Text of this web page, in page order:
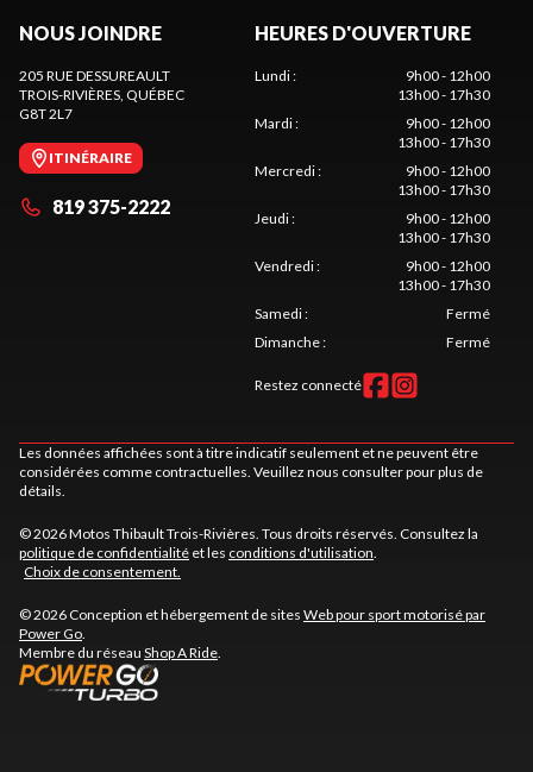
NOUS JOINDRE
205 RUE DESSUREAULT
TROIS-RIVIÈRES, QUÉBEC
G8T 2L7
ITINÉRAIRE
819 375-2222
HEURES D'OUVERTURE
Lundi:
9h00 - 12h00
13h00 - 17h30
Mardi:
9h00 - 12h00
13h00 - 17h30
Mercredi:
9h00 - 12h00
13h00 - 17h30
Jeudi:
9h00 - 12h00
13h00 - 17h30
Vendredi:
9h00 - 12h00
13h00 - 17h30
Samedi:
Fermé
Dimanche: Fermé
Restez connecté
Les données affichées sont à titre indicatif seulement et ne peuvent être
considérées comme contractuelles. Veuillez nous consulter pour plus de
détails.
© 2026 Motos Thibault Trois-Rivières. Tous droits réservés. Consultez la
politique de confidentialité et les conditions d'utilisation.
Choix de consentement.
© 2026 Conception et hébergement de sites Web pour sport motorisé par
Power Go.
Membre du réseau Shop A Ride.